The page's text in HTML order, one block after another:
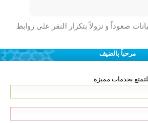
صعوداً و نزولاً بتكرار النقر على روابط
مرحباً بالضيف
بخدمات مميزة.